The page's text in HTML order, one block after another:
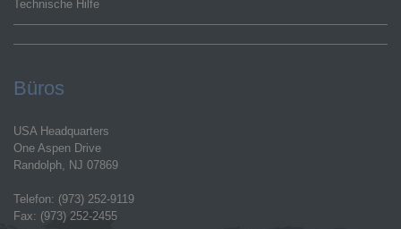
Technische Hilfe
Büros
USA Headquarters
One Aspen Drive
Randolph, NJ 07869
Telefon: (973) 252-9119
Fax: (973) 252-2455